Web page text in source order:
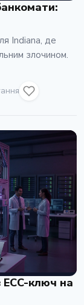
Indiana, де
злочином.
ключ на